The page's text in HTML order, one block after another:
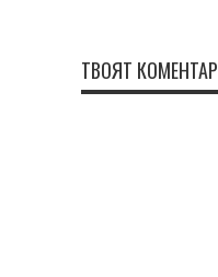
ТВОЯТ КОМЕНТАР